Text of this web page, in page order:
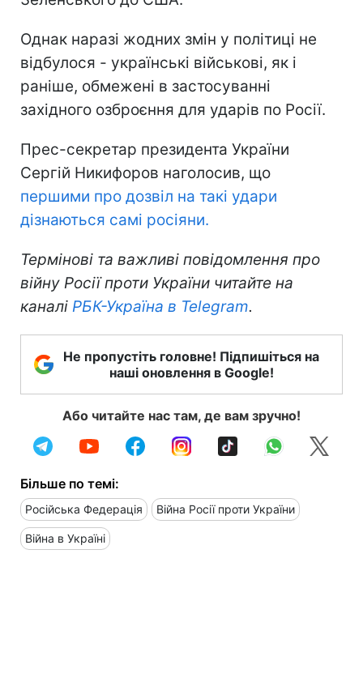
Однак наразі жодних змін у політиці не
відбулося - українські військові, як і
раніше, обмежені в застосуванні
західного озброєння для ударів по Росії.
Прес-секретар президента України
Сергій Никифоров наголосив, що
першими про дозвіл на такі удари
дізнаються самі росіяни.
Термінові та важливі повідомлення про
війну Росії проти України читайте на
каналі РБК-Україна в Telegram.
Не пропустіть головне! Підпишіться на
наші оновлення в Google!
Або читайте нас там, де вам зручно!
Більше по темі:
Російська Федерація Війна Росії проти України
Війна в Україні